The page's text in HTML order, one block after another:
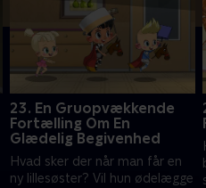
23. En Gruopvækkende
Fortælling Om En
Glædelig Begivenhed
Hvad sker der når man får en
ny lillesøster? Vil hun ødelægge